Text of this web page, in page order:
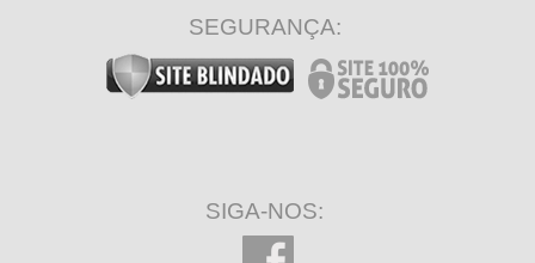
SEGURANÇA:
SIGA-NOS: